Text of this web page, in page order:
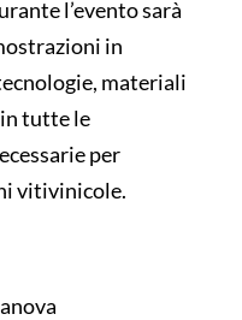
l’evento sarà
in
materiali
tutte le
per
vitivinicole.